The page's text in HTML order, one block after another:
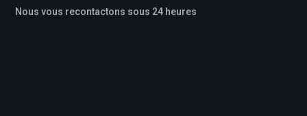
Nous vous recontactons sous 24 heures